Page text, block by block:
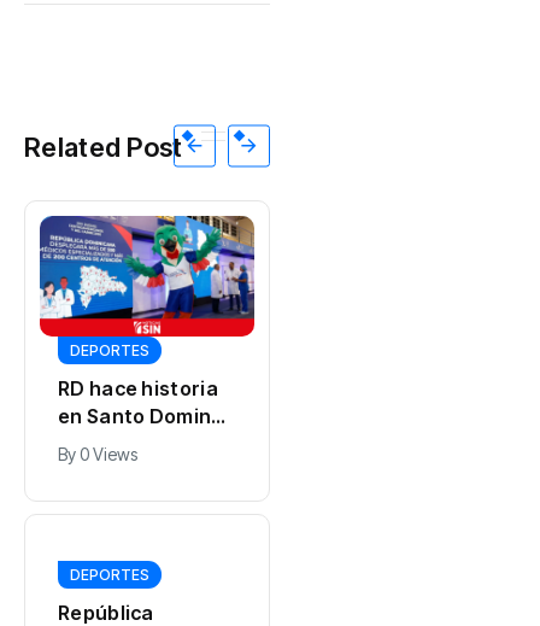
Related Post
DEPORTES
RD hace historia
en Santo Domingo
2026 con 150
medallas y quinto
lugar del
By0 Views
DEPORTES
República